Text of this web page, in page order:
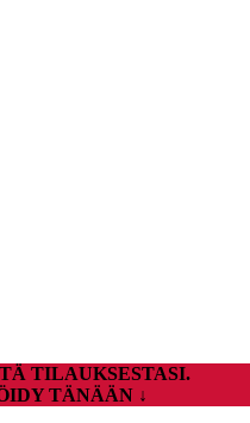
TILAUKSESTASI.
TÄNÄÄN ↓